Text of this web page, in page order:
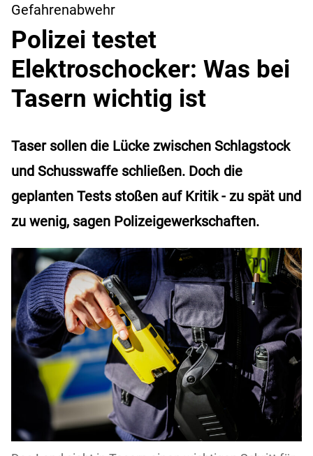
Gefahrenabwehr
Polizei testet
Elektroschocker: Was bei
Tasern wichtig ist
Taser sollen die Lücke zwischen Schlagstock
und Schusswaffe schließen. Doch die
geplanten Tests stoßen auf Kritik - zu spät und
zu wenig, sagen Polizeigewerkschaften.